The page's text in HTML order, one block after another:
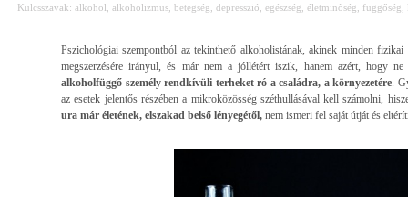
Kulcsszavak: alkohol alkoholizmus betegség depresszió egészség életminőség függőség
Pszichológiai szempontból az tekinthető alkoholistának, akinek minden fizikai
megszerzésére irányul, és már nem a jóllétért iszik, hanem azért, hogy
alkoholfüggő személy rendkívüli terheket ró a családra, a környezetére .
az esetek jelentős részében a mikroközösség széthullásával kell számolni,
ura már életének, elszakad belső lényegétől, nem ismeri fel saját útját és